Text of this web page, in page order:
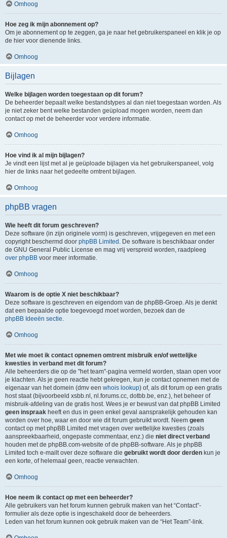
Omhoog
Hoe zeg ik mijn abonnement op?
Om je abonnement op te zeggen, ga je naar het gebruikerspaneel en klik je op
de hier voor dienende links.
Omhoog
Bijlagen
Welke bijlagen worden toegestaan op dit forum?
De beheerder bepaalt welke bestandstypes al dan niet toegestaan worden. Als
je niet zeker bent welke bestanden geüpload mogen worden, neem dan
contact op met de beheerder voor verdere informatie.
Omhoog
Hoe vind ik al mijn bijlagen?
Je vindt een lijst met al je geüploade bijlagen via het gebruikerspaneel, volg
hier de links naar het gedeelte omtrent bijlagen.
Omhoog
phpBB vragen
Wie heeft dit forum geschreven?
Deze software (in zijn originele vorm) is geschreven, vrijgegeven en met een
copyright beschermd door phpBB Limited . De software is beschikbaar onder
de GNU General Public License en mag vrij verspreid worden, raadpleeg
over phpBB voor meer informatie.
Omhoog
Waarom is de optie X niet beschikbaar?
Deze software is geschreven en eigendom van de phpBB-Groep. Als je denkt
dat een bepaalde optie toegevoegd moet worden, bezoek dan de
phpBB Ideeën sectie.
Omhoog
Met wie moet ik contact opnemen omtrent misbruik en/of wettelijke
kwesties in verband met dit forum?
Alle beheerders die op de "het team"-pagina vermeld worden, staan open voor
je klachten. Als je geen reactie hebt gekregen, kun je contact opnemen met de
eigenaar van het domein (dmv een whois lookup) of, als dit forum op een gratis
host staat (bijvoorbeeld xsbb.nl, nl.forums.cc, dotbb.be, enz.), het beheer of
misbruik-afdeling van de gratis host. Wees je er bewust van dat phpBB Limited
geen inspraak heeft en dus in geen enkel geval aansprakelijk gehouden kan
worden over hoe, waar en door wie dit forum gebruikt wordt. Neem geen
contact op met phpBB Limited met vragen over wettelijke kwesties (zoals
aanspreekbaarheid, ongepaste commentaar, enz.) die niet direct verband
houden met de phpBB.com-website of de phpBB-software. Als je phpBB
Limited toch e-mailt over deze software die gebruikt wordt door derden kun je
een korte, of helemaal geen, reactie verwachten.
Omhoog
Hoe neem ik contact op met een beheerder?
Alle gebruikers van het forum kunnen gebruik maken van het “Contact”-
formulier als deze optie is ingeschakeld door de beheerders.
Leden van het forum kunnen ook gebruik maken van de “Het Team”-link.